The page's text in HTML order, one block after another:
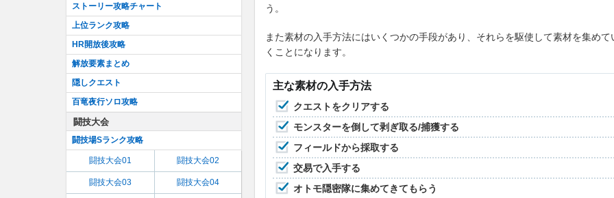
う。
また素材の入手方法にはいくつかの手段があり、それらを駆使して素材を集めて
くことになります。
主な素材の入手方法
クエストをクリアする
モンスターを倒して剥ぎ取る/捕獲する
フィールドから採取する
交易で入手する
オトモ隠密隊に集めてきてもらう
ストーリー攻略チャート
上位ランク攻略
HR開放後攻略
解放要素まとめ
隠しクエスト
百竜夜行ソロ攻略
闘技大会
闘技場Sランク攻略
闘技大会01 闘技大会02
闘技大会03 闘技大会04